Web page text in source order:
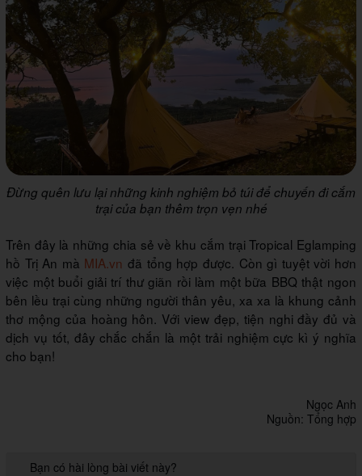
Đừng quên lưu lại những kinh nghiệm bỏ túi để chuyến đi cắm
trại của bạn thêm trọn vẹn nhé
Trên đây là những chia sẻ về khu cắm trại Tropical Eglamping
hồ Trị An mà MIA.vn đã tổng hợp được. Còn gì tuyệt vời hơn
việc một buổi giải trí thư giãn rồi làm một bữa BBQ thật ngon
bên lều trại cùng những người thân yêu, xa xa là khung cảnh
thơ mộng của hoàng hôn. Với view đẹp, tiện nghi đầy đủ và
dịch vụ tốt, đây chắc chắn là một trải nghiệm cực kì ý nghĩa
cho bạn!
Ngọc Anh
Nguồn: Tổng hợp
Bạn có hài lòng bài viết này?